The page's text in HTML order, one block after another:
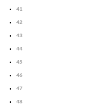
41
42
43
44
45
46
47
48